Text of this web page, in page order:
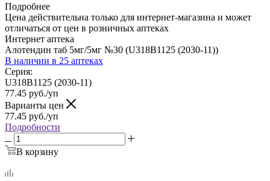
Подробнее
Цена действительна только для интернет-магазина и может
отличаться от цен в розничных аптеках
Интернет аптека
Алотендин таб 5мг/5мг №30 (U318B1125 (2030-11))
В наличии в 25 аптеках
Серия:
U318B1125 (2030-11)
77.45 руб./уп
Варианты цен
77.45 руб./уп
Подробности
В корзину